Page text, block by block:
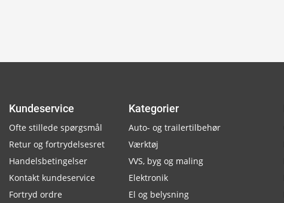
Kundeservice
Ofte stillede spørgsmål
Retur og fortrydelsesret
Handelsbetingelser
Kontakt kundeservice
Fortryd ordre
Kategorier
Auto- og trailertilbehør
Værktøj
VVS, byg og maling
Elektronik
El og belysning